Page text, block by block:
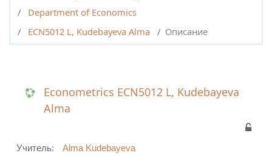
Department of Economics
ECN5012 L, Kudebayeva Alma
Описание
Econometrics ECN5012 L, Kudebayeva
Alma
Учитель: Alma Kudebayeva